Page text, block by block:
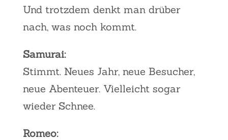
Und trotzdem denkt man drüber
nach, was noch kommt.
Samurai:
Stimmt. Neues Jahr, neue Besucher,
neue Abenteuer. Vielleicht sogar
wieder Schnee.
Romeo: